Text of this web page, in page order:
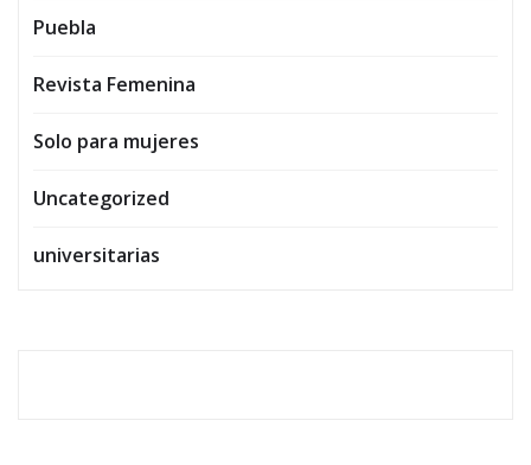
Puebla
Revista Femenina
Solo para mujeres
Uncategorized
universitarias